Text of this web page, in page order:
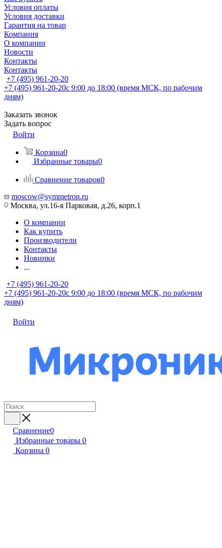
Условия оплаты
Условия доставки
Гарантия на товар
Компания
О компании
Новости
Контакты
Контакты
+7 (495) 961-20-20
+7 (495) 961-20-20с 9:00 до 18:00 (время МСК, по рабочим
дням)
Заказать звонок
Задать вопрос
Войти
Корзина0
Избранные товары0
Сравнение товаров0
moscow@symmetron.ru
Москва, ул.16-я Парковая, д.26, корп.1
О компании
Как купить
Производители
Контакты
Новинки
...
+7 (495) 961-20-20
+7 (495) 961-20-20с 9:00 до 18:00 (время МСК, по рабочим
дням)
Войти
Сравнение0
Избранные товары 0
Корзина 0